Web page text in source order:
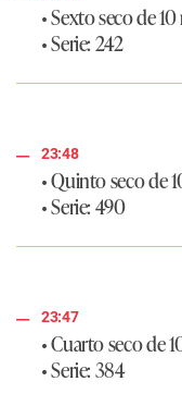
• Sexto seco de
• Serie: 242
23:48
• Quinto seco de
• Serie: 490
23:47
• Cuarto seco de
• Serie: 384